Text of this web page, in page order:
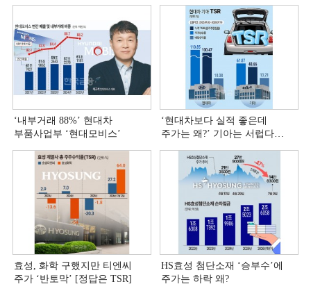
‘내부거래 88%ʼ 현대차
부품사업부 ‘현대모비스ʼ
‘현대차보다 실적 좋은데
주가는 왜?ʼ 기아는 서럽다
효성, 화학 구했지만 티엔씨
주가 ‘반토막’ [정답은 TSR]
HS효성 첨단소재 ‘승부수’에
주가는 하락 왜?